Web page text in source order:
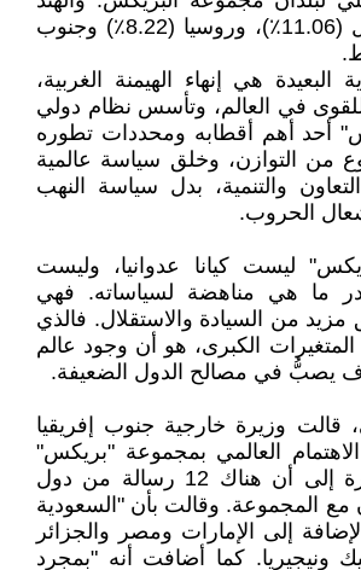
(14.07٪)، والبرازيل (11.06٪)، وروسيا (8.22٪) وجنوب
البعيدة هي إنهاء الهيمنة الغربية،
للقوى في العالم، وتأسس نظام دولي
أحد أهم أقطابه ومحددات تطوره
من التوازن، وخلق سياسة عالمية
والتنمية، بدل سياسة النهب
الحروب.
ليست كيانا عدوانيا، وليست
ما هي مناهضة لسياساته. فهي
مزيد من السيادة والاستقلال. فالذي
المتغيرات الكبرى، هو أن وجود عالم
يصبُّ في مصالح الدول الضعيفة.
وزيرة خارجية جنوب إفريقيا
الاهتمام العالمي بمجموعة "بريكس"
أصبح "هائلا"، مشيرة إلى أن هناك 12 رسالة من دول
مع المجموعة. وقالت بأن "السعودية
إلى الإمارات ومصر والجزائر
ونيجيريا. كما أضافت أنه "بمجرد